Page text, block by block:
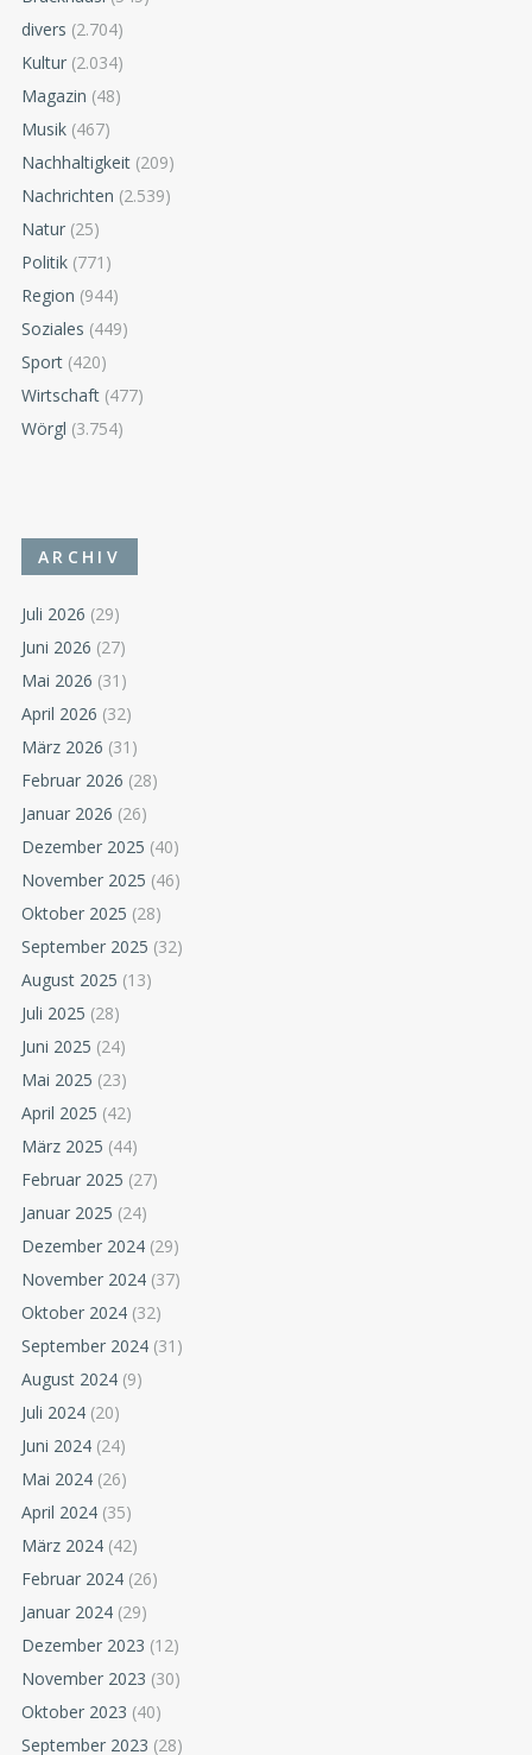
divers (2.704)
Kultur (2.034)
Magazin (48)
Musik (467)
Nachhaltigkeit (209)
Nachrichten (2.539)
Natur (25)
Politik (771)
Region (944)
Soziales (449)
Sport (420)
Wirtschaft (477)
Wörgl (3.754)
ARCHIV
Juli 2026 (29)
Juni 2026 (27)
Mai 2026 (31)
April 2026 (32)
März 2026 (31)
Februar 2026 (28)
Januar 2026 (26)
Dezember 2025 (40)
November 2025 (46)
Oktober 2025 (28)
September 2025 (32)
August 2025 (13)
Juli 2025 (28)
Juni 2025 (24)
Mai 2025 (23)
April 2025 (42)
März 2025 (44)
Februar 2025 (27)
Januar 2025 (24)
Dezember 2024 (29)
November 2024 (37)
Oktober 2024 (32)
September 2024 (31)
August 2024 (9)
Juli 2024 (20)
Juni 2024 (24)
Mai 2024 (26)
April 2024 (35)
März 2024 (42)
Februar 2024 (26)
Januar 2024 (29)
Dezember 2023 (12)
November 2023 (30)
Oktober 2023 (40)
September 2023 (28)